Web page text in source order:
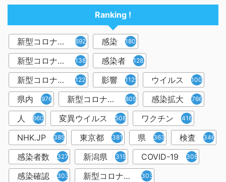
Ranking !
新型コロナウイルス 6921 感染 1809
新型コロナウィルス 1382 感染者 1283
新型コロナウイルス感染症 1226 影響 1129 ウイルス 1001
県内 976 新型コロナウイルス感染 805 感染拡大 766
人 660 変異ウイルス 508 ワクチン 416
NHK.JP 385 東京都 381 県 363 検査 346
感染者数 327 新潟県 319 COVID-19 308
感染確認 303 新型コロナウィルス感染症 303